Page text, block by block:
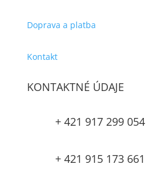
Doprava a platba
Kontakt
KONTAKTNÉ ÚDAJE
+ 421 917 299 054
+ 421 915 173 661